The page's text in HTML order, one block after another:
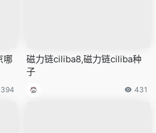
哪
394
磁力链ciliba8,磁力链ciliba种
子
431